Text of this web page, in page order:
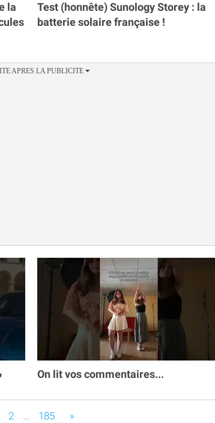
la
Test (honnête) Sunology Storey : la
batterie solaire française !
On lit vos commentaires...
êtes sur la page
2 … 185 »